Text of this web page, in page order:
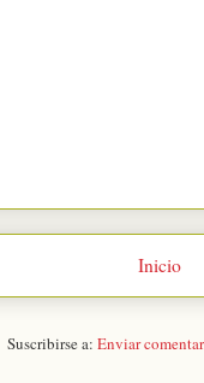
Inicio
Suscribirse a: Enviar